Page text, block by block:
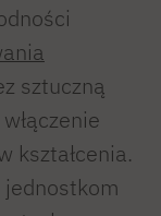
sztuczną
kształcenia.